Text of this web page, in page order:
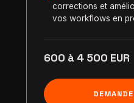
corrections et
vos workflows en
600 à 4 500 EUR